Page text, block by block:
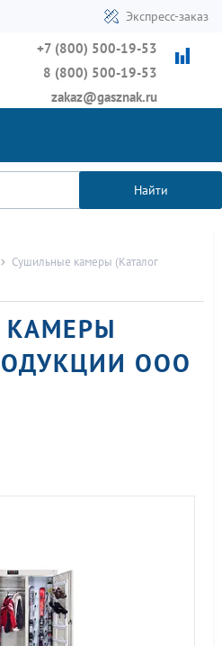
Экспресс-заказ
+7 (800) 500-19-53
8 (800) 500-19-53
zakaz@gasznak.ru
Найти
Сушильные камеры (Каталог
ООО